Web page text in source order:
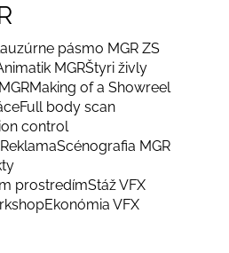
pásmo MGR ZS
MGRŠtyri živly
Making of a Showreel
Full body scan
control
ReklamaScénografia MGR
prostredímStáž VFX
Ekonómia VFX